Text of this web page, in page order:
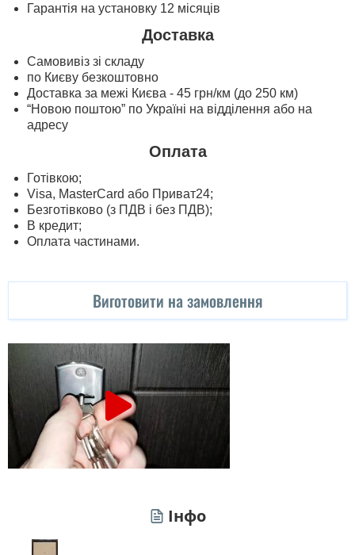
Гарантія на установку 12 місяців
Доставка
Самовивіз зі складу
по Києву безкоштовно
Доставка за межі Києва - 45 грн/км (до 250 км)
“Новою поштою” по Україні на відділення або на
адресу
Оплата
Готівкою;
Visa, MasterСard або Приват24;
Безготівково (з ПДВ і без ПДВ);
В кредит;
Оплата частинами.
Виготовити на замовлення
Інфо